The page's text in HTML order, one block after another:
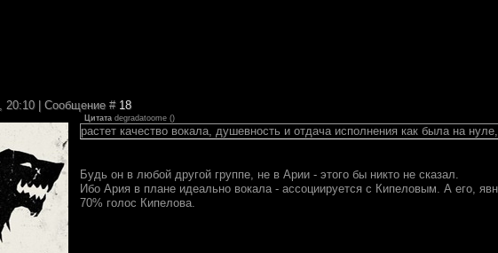
20:10 | Сообщение # 18
Цитата degradatoome ()
растет качество вокала, душевность и отдача исполнения как была на
Будь он в любой другой группе, не в Арии - этого бы никто не сказал.
Ибо Ария в плане идеально вокала - ассоциируется с Кипеловым. А его,
70% голос Кипелова.